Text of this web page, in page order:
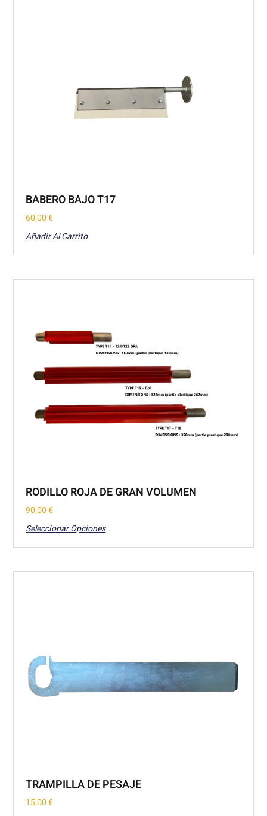
BABERO BAJO T17
60,00€
Añadir Al Carrito
RODILLO ROJA DE GRAN VOLUMEN
90,00€
Seleccionar Opciones
TRAMPILLA DE PESAJE
15,00€